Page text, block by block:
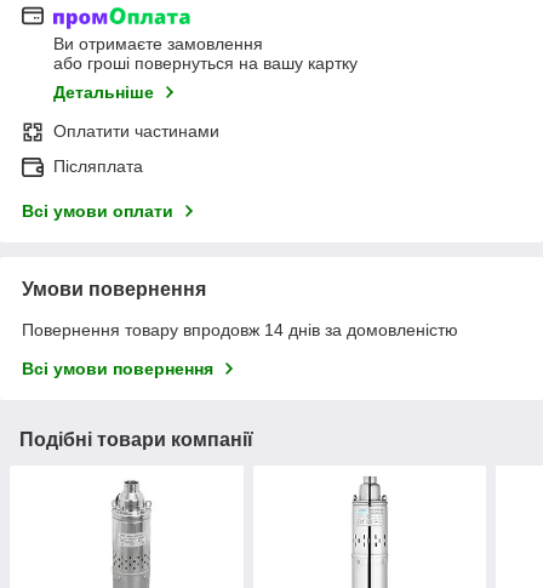
Ви отримаєте замовлення
або гроші повернуться на вашу картку
Детальніше
Оплатити частинами
Післяплата
Всі умови оплати
Умови повернення
Повернення товару впродовж 14 днів за домовленістю
Всі умови повернення
Подібні товари компанії